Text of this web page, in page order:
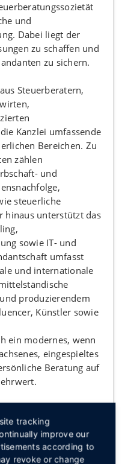
und
Dabei liegt der
zu schaffen und
zu sichern.
Steuerberatern,
Kanzlei umfassende
Bereichen. Zu
zählen
und
steuerliche
hinaus unterstützt das
sowie IT- und
umfasst
und internationale
produzierendem
Künstler sowie
ein modernes, wenn
eingespieltes
Beratung auf
Bedürfnisse der
zu einem
und
tracking
improve our
according to
revoke or change